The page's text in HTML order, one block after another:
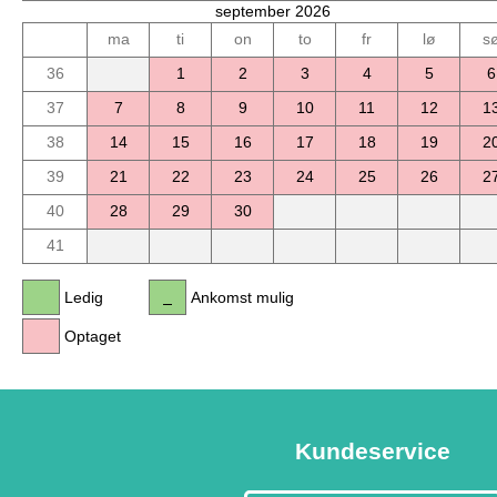
september 2026
ma
ti on to fr lø
36
1 2 3 4 5
6
37
7 8 9 10 11 12
38
14 15 16 17 18 19
39
21 22 23 24 25 26
40
28 29
30
41
Ledig
Optaget
Ankomst mulig
Kundeservice